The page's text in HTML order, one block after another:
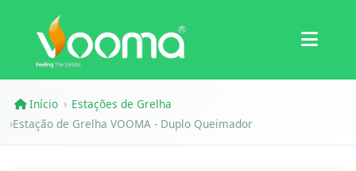
Certificações
Estudo de Caso
Início › Estações de Grelha
›Estação de Grelha VOOMA - Duplo Queimador